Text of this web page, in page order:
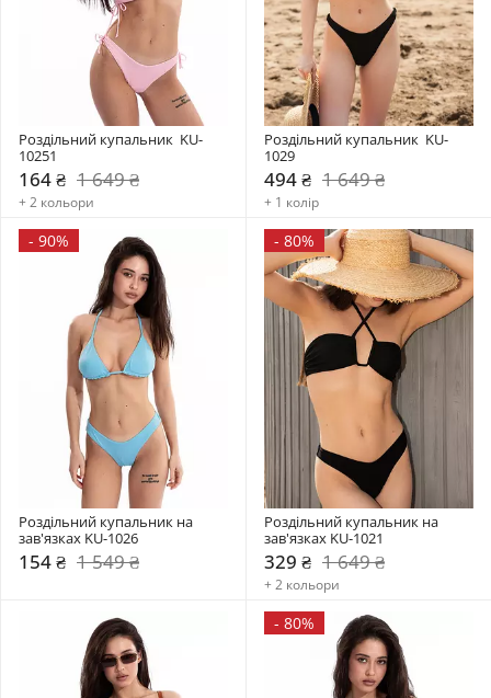
Роздільний купальник  KU-
10251
164 ₴ 1 649 ₴
+ 2 кольори
Роздільний купальник  KU-
1029
494 ₴ 1 649 ₴
+ 1 колір
- 90%
Роздільний купальник на
зав'язках KU-1026
154 ₴ 1 549 ₴
- 80%
Роздільний купальник на
зав'язках KU-1021
329 ₴ 1 649 ₴
+ 2 кольори
- 80%